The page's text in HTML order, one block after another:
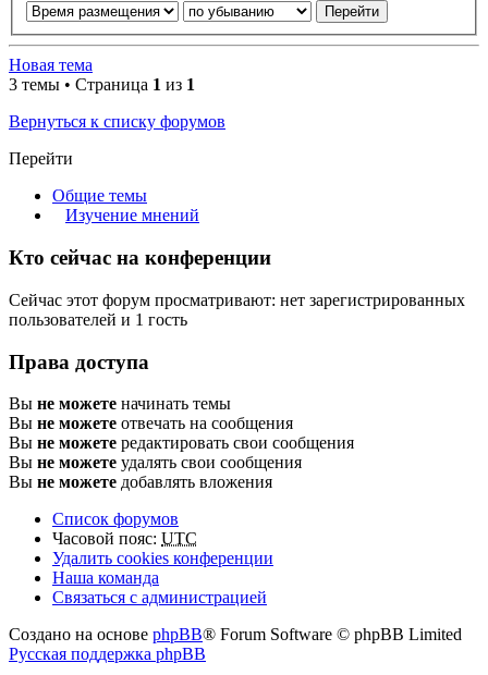
Новая тема
3 темы • Страница 1 из 1
Вернуться к списку форумов
Перейти
Общие темы
Изучение мнений
Кто сейчас на конференции
Сейчас этот форум просматривают: нет зарегистрированных
пользователей и 1 гость
Права доступа
Вы не можете начинать темы
Вы не можете отвечать на сообщения
Вы не можете редактировать свои сообщения
Вы не можете удалять свои сообщения
Вы не можете добавлять вложения
Список форумов
Часовой пояс: UTC
Удалить cookies конференции
Наша команда
Связаться с администрацией
Создано на основе phpBB® Forum Software © phpBB Limited
Русская поддержка phpBB